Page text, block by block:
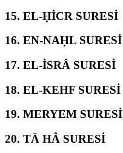
15. EL-ḤİCR SURESİ
16. EN-NAḤL SURESİ
17. EL-İSRÂ SURESİ
18. EL-KEHF SURESİ
19. MERYEM SURESİ
20. TĀ HÂ SURESİ